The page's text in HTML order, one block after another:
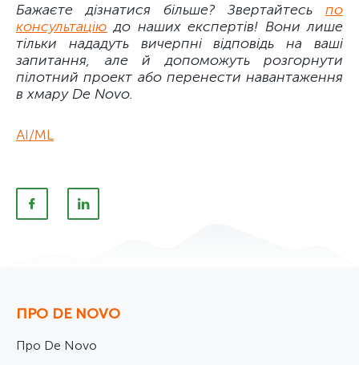
Бажаєте дізнатися більше? Звертайтесь по
консультацію до наших експертів! Вони лише
тільки нададуть вичерпні відповідь на ваші
запитання, але й допоможуть розгорнути
пілотний проект або перенести навантаження
в хмару De Novo.
AI/ML
ПРО DE NOVO
Про De Novo